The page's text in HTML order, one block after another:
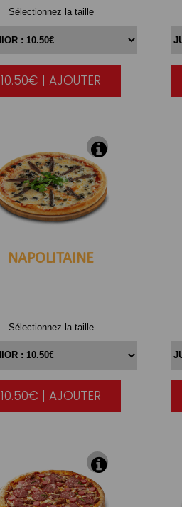
Sélectionnez la taille
|
10.50€ | AJOUTER
NAPOLITAINE
Sélectionnez la taille
|
10.50€ | AJOUTER